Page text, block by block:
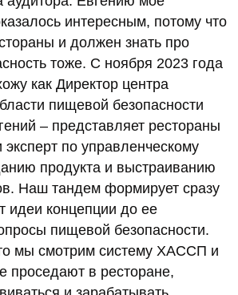
интересным, потому что
и должен знать про
тоже. С ноября 2023 года
как Директор центра
пищевой безопасности
– представляет рестораны
эксперт по управленческому
продукта и выстраиванию
Наш тандем формирует сразу
идеи концепции до ее
пищевой безопасности.
мы смотрим систему ХАССП и
проседают в ресторане,